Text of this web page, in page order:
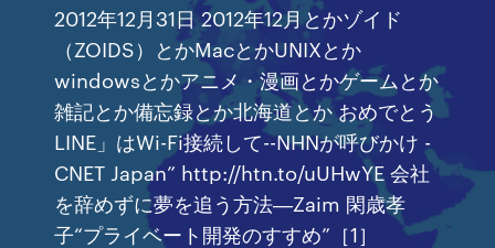
2012年12月31日 2012年12月とかゾイド
（ZOIDS）とかMacとかUNIXとか
windowsとかアニメ・漫画とかゲームとか
雑記とか備忘録とか北海道とか おめでとう
LINE」はWi-Fi接続して--NHNが呼びかけ -
CNET Japan” http://htn.to/uUHwYE 会社
を辞めずに夢を追う方法―Zaim 閑歳孝
子“プライベート開発のすすめ”［1］